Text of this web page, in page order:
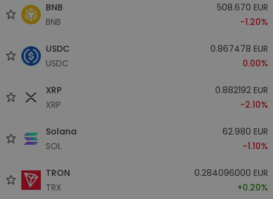
BNB
BNB
508.670 EUR
-1.20%
USDC
USDC
0.867478 EUR
0.00%
XRP
XRP
0.882192 EUR
-2.10%
Solana
SOL
62.980 EUR
-1.10%
TRON
TRX
0.284096000 EUR
+0.20%